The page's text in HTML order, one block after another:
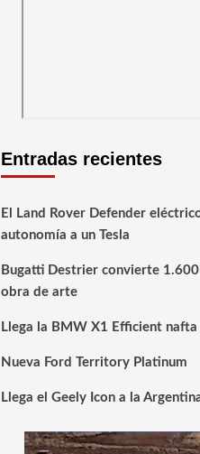
Entradas recientes
El Land Rover Defender
autonomía a un Tesla
Bugatti Destrier convierte 1.600
obra de arte
Llega la BMW X1 Efficient nafta
Nueva Ford Territory Platinum
Llega el Geely Icon a la